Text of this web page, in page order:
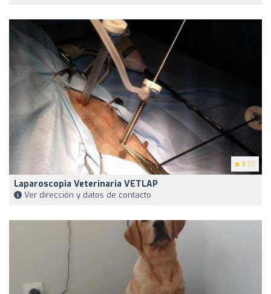
5 (3)
Laparoscopia Veterinaria VETLAP
Ver dirección y datos de contacto